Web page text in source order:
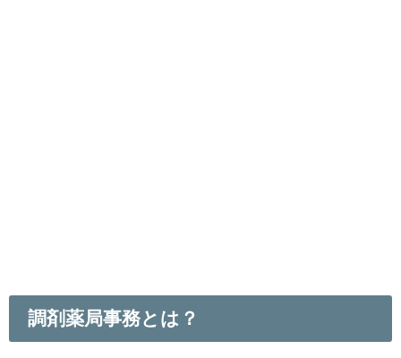
調剤薬局事務とは？